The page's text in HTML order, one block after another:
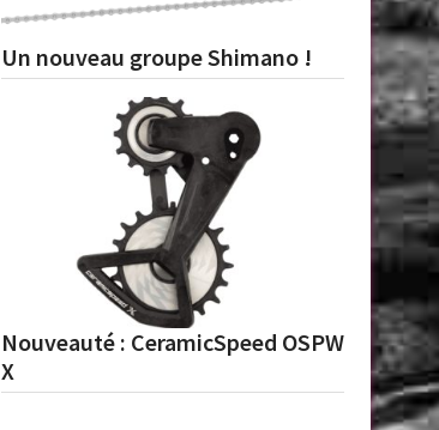
Un nouveau groupe Shimano !
Nouveauté : CeramicSpeed OSPW
X